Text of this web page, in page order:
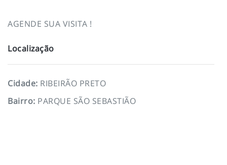
AGENDE SUA VISITA !
Localização
Cidade: RIBEIRÃO PRETO
Bairro: PARQUE SÃO SEBASTIÃO